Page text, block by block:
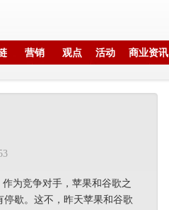
营销 观点 活动 商业资讯
为竞争对手，苹果和谷歌之
歇。这不，昨天苹果和谷歌